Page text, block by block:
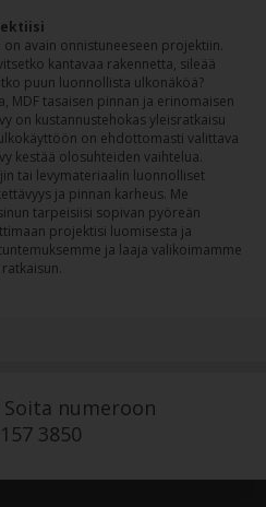
avain onnistuneeseen projektiin.
kantavaa rakennetta, sileää
puun luonnollista ulkonäköä?
MDF tasaisen pinnan ja erinomaisen
on kustannustehokas yleisratkaisu
on ehdottomasti valittava
kestää olosuhteiden vaihtelua.
tai levymateriaalin luonnolliset
ja pinnan karheus. Me
tarpeisiisi sopivan pyöreän
projektisi luomisesta ja
ja laaja valikoimamme
Soita numeroon
3850